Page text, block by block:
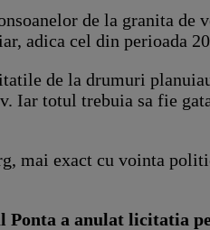
de la granita de
adica cel din perioada
de la drumuri
Iar totul trebuia sa fie
mai exact cu vointa
Ponta a anulat licitatia